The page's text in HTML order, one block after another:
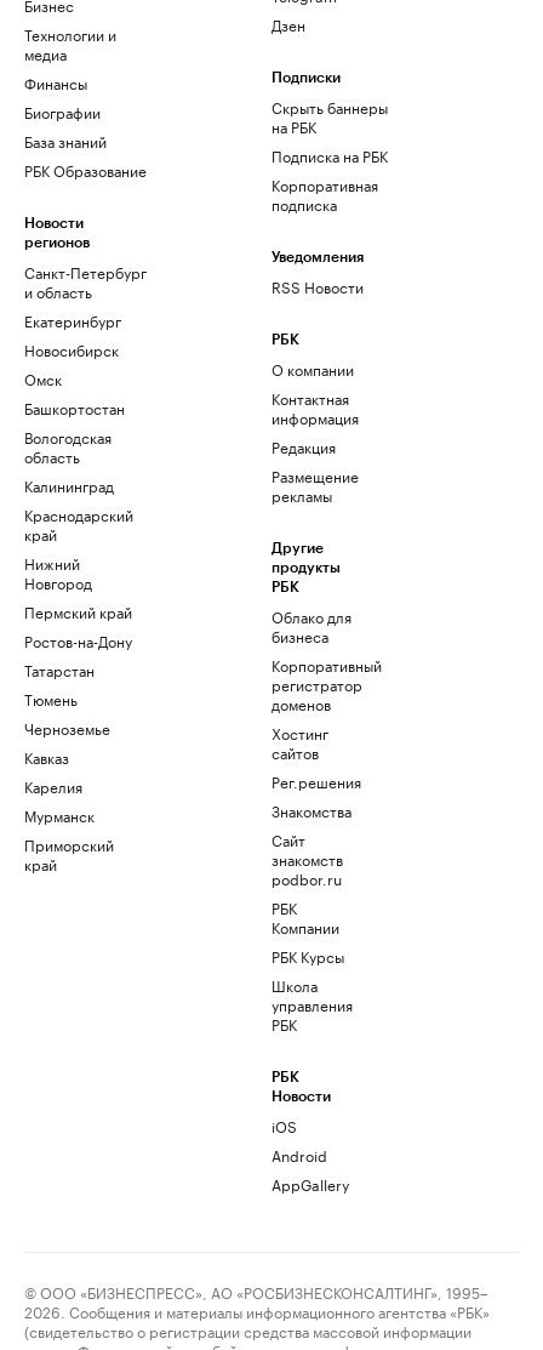
Бизнес
Технологии и
медиа
Финансы
Биографии
База знаний
РБК Образование
Новости
регионов
Санкт-Петербург
и область
Екатеринбург
Новосибирск
Омск
Башкортостан
Вологодская
область
Калининград
Краснодарский
край
Нижний
Новгород
Пермский край
Ростов-на-Дону
Татарстан
Тюмень
Черноземье
Кавказ
Карелия
Мурманск
Приморский
край
Дзен
Подписки
Скрыть баннеры
на РБК
Подписка на РБК
Корпоративная
подписка
Уведомления
RSS Новости
РБК
О компании
Контактная
информация
Редакция
Размещение
рекламы
Другие
продукты
РБК
Облако для
бизнеса
Корпоративный
регистратор
доменов
Хостинг
сайтов
Рег.решения
Знакомства
Сайт
знакомств
podbor.ru
РБК
Компании
РБК Курсы
Школа
управления
РБК
РБК
Новости
iOS
Android
AppGallery
© ООО «БИЗНЕСПРЕСС», АО «РОСБИЗНЕСКОНСАЛТИНГ», 1995–
2026. Сообщения и материалы информационного агентства «РБК»
(свидетельство о регистрации средства массовой информации